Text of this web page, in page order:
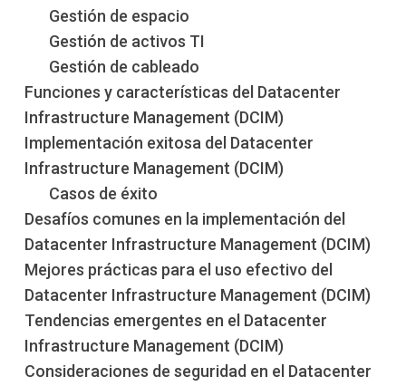
Gestión de espacio
Gestión de activos TI
Gestión de cableado
Funciones y características del Datacenter
Infrastructure Management (DCIM)
Implementación exitosa del Datacenter
Infrastructure Management (DCIM)
Casos de éxito
Desafíos comunes en la implementación del
Datacenter Infrastructure Management (DCIM)
Mejores prácticas para el uso efectivo del
Datacenter Infrastructure Management (DCIM)
Tendencias emergentes en el Datacenter
Infrastructure Management (DCIM)
Consideraciones de seguridad en el Datacenter